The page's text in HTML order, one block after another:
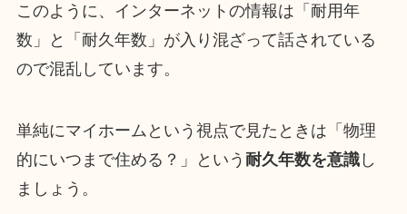
このように、インターネットの情報は「耐用年
数」と「耐久年数」が入り混ざって話されている
ので混乱しています。
単純にマイホームという視点で見たときは「物理
的にいつまで住める？」という 耐久年数を意識し
ましょう。